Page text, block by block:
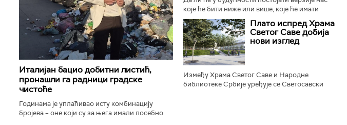
Италијан бацио добитни листић,
пронашли га радници градске
чистоће
Годинама је уплаћивао исту комбинацију
бројева – оне који су за њега имали посебно
које ће бити ниже или више, које ће имати
другачије особине или ће чак бити генетски
дизајниране према одређеним...Плато испред Храма
Светог Саве добија
нови изглед
Између Храма Светог Саве и Народне
библиотеке Србије уређује се Светосавски